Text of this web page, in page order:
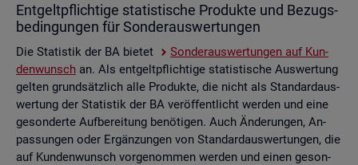
Ent­gelt­pflich­ti­ge sta­tis­ti­sche Pro­duk­te und Be­zugs­
be­din­gun­gen für Son­der­aus­wer­tun­gen
Die Sta­tis­tik der BA bie­tet
Son­der­aus­wer­tun­gen auf Kun­
den­wunsch an. Als ent­gelt­pflich­ti­ge sta­tis­ti­sche Aus­wer­tung
gel­ten grund­sätz­lich alle Pro­duk­te, die nicht als Stan­dard­aus­
wer­tung der Sta­tis­tik der BA ver­öf­fent­licht wer­den und eine
ge­son­der­te Auf­be­rei­tung be­nö­ti­gen. Auch Än­de­run­gen, An­
pas­sun­gen oder Er­gän­zun­gen von Stan­dard­aus­wer­tun­gen, die
auf Kun­den­wunsch vor­ge­nom­men wer­den und einen ge­son­